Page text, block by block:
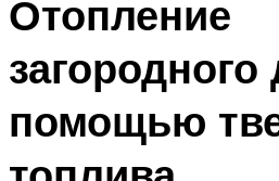
Отопление
помощью